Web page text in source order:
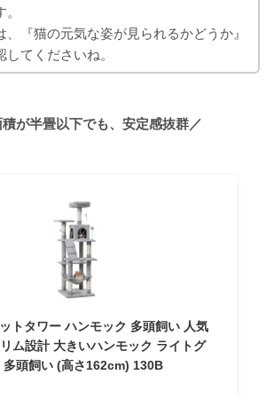
、『猫の元気な姿が見られるかどうか』
してくださいね。
積が半畳以下でも、安定感抜群／
トタワー ハンモック 多頭飼い 人気
ム設計 大きいハンモック ライトグ
多頭飼い (高さ162cm) 130B